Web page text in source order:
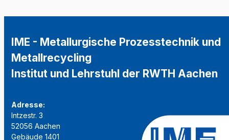
IME - Metallurgische Prozesstechnik und
Metallrecycling
Institut und Lehrstuhl der RWTH Aachen
Adresse:
Intzestr. 3
52056 Aachen
Gebäude 1401